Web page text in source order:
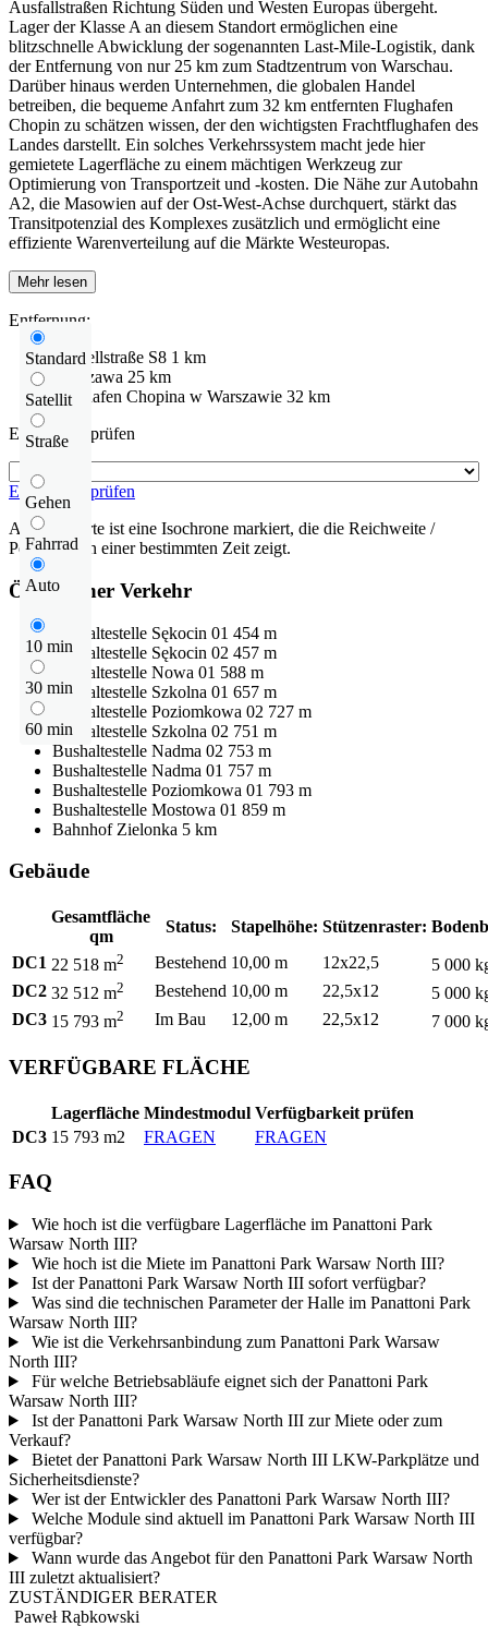
Ausfallstraßen Richtung Süden und Westen Europas übergeht.
Lager der Klasse A an diesem Standort ermöglichen eine
blitzschnelle Abwicklung der sogenannten Last-Mile-Logistik, dank
der Entfernung von nur 25 km zum Stadtzentrum von Warschau.
Darüber hinaus werden Unternehmen, die globalen Handel
betreiben, die bequeme Anfahrt zum 32 km entfernten Flughafen
Chopin zu schätzen wissen, der den wichtigsten Frachtflughafen des
Landes darstellt. Ein solches Verkehrssystem macht jede hier
gemietete Lagerfläche zu einem mächtigen Werkzeug zur
Optimierung von Transportzeit und -kosten. Die Nähe zur Autobahn
A2, die Masowien auf der Ost-West-Achse durchquert, stärkt das
Transitpotenzial des Komplexes zusätzlich und ermöglicht eine
effiziente Warenverteilung auf die Märkte Westeuropas.
Mehr lesen
Standard
Satellit
Straße
Gehen
Fahrrad
Auto
10 min
30 min
60 min
Entfernung:
Schnellstraße S8 1 km
Warszawa 25 km
Flughafen Chopina w Warszawie 32 km
Entfernung prüfen
Entfernung prüfen
Auf der Karte ist eine Isochrone markiert, die die Reichweite /
Pendelzeit in einer bestimmten Zeit zeigt.
Öffentlicher Verkehr
Bushaltestelle Sękocin 01 454 m
Bushaltestelle Sękocin 02 457 m
Bushaltestelle Nowa 01 588 m
Bushaltestelle Szkolna 01 657 m
Bushaltestelle Poziomkowa 02 727 m
Bushaltestelle Szkolna 02 751 m
Bushaltestelle Nadma 02 753 m
Bushaltestelle Nadma 01 757 m
Bushaltestelle Poziomkowa 01 793 m
Bushaltestelle Mostowa 01 859 m
Bahnhof Zielonka 5 km
Gebäude
Gesamtfläche
qm
Status: Stapelhöhe: Stützenraster:
DC1 22 518 m2 Bestehend 10,00 m 12x22,5
5 000
DC2 32 512 m2 Bestehend 10,00 m 22,5x12
5 000
DC3 15 793 m2 Im Bau 12,00 m 22,5x12 7 000
VERFÜGBARE FLÄCHE
Lagerfläche Mindestmodul Verfügbarkeit prüfen
DC3 15 793 m2 FRAGEN FRAGEN
FAQ
Wie hoch ist die verfügbare Lagerfläche im Panattoni Park
Warsaw North III?
Wie hoch ist die Miete im Panattoni Park Warsaw North III?
Ist der Panattoni Park Warsaw North III sofort verfügbar?
Was sind die technischen Parameter der Halle im Panattoni Park
Warsaw North III?
Wie ist die Verkehrsanbindung zum Panattoni Park Warsaw
North III?
Für welche Betriebsabläufe eignet sich der Panattoni Park
Warsaw North III?
Ist der Panattoni Park Warsaw North III zur Miete oder zum
Verkauf?
Bietet der Panattoni Park Warsaw North III LKW-Parkplätze und
Sicherheitsdienste?
Wer ist der Entwickler des Panattoni Park Warsaw North III?
Welche Module sind aktuell im Panattoni Park Warsaw North III
verfügbar?
Wann wurde das Angebot für den Panattoni Park Warsaw North
III zuletzt aktualisiert?
ZUSTÄNDIGER BERATER
Paweł Rąbkowski